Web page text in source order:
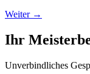
Weiter →
Ihr
Unverbindliches